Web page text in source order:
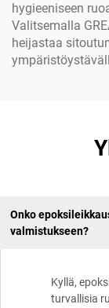
hygieeniseen
Valitsemalla
heijastaa
Onko
valmistukseen?
Kyllä,
turvallisia